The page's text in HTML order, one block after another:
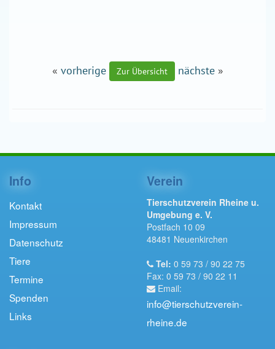
« vorherige Zur Übersicht nächste»
Info
Kontakt
Impressum
Datenschutz
Tiere
Termine
Spenden
Links
Verein
Tierschutzverein Rheine u.
Umgebung e. V.
Postfach 10 09
48481 Neuenkirchen
Tel: 0 59 73 / 90 22 75
Fax: 0 59 73 / 90 22 11
Email:
info@tierschutzverein-
rheine.de